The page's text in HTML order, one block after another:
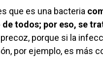
que es una bacteria
todos; por eso, se
porque si la
por ejemplo, es más